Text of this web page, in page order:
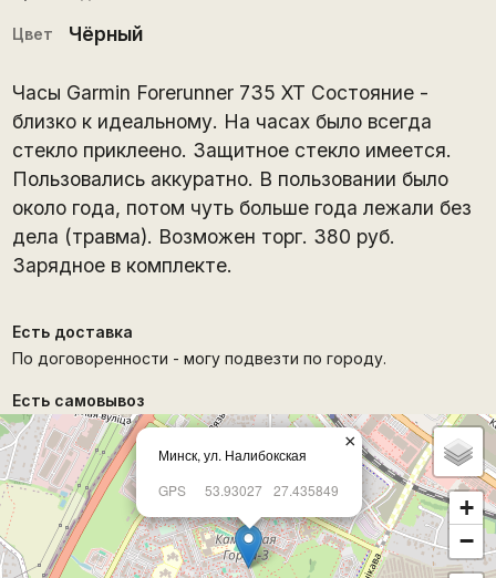
Цвет Чёрный
Часы Garmin Forerunner 735 XT Состояние -
близко к идеальному. На часах было всегда
стекло приклеено. Защитное стекло имеется.
Пользовались аккуратно. В пользовании было
около года, потом чуть больше года лежали без
дела (травма). Возможен торг. 380 руб.
Зарядное в комплекте.
Есть доставка
По договоренности - могу подвезти по городу.
Есть самовывоз
Минск, ул. Налибокская
GPS
53.93027 27.435849
×
+
−